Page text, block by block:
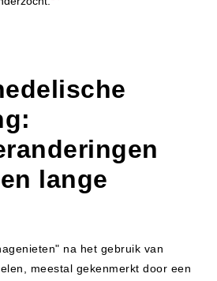
lange
na het gebruik van
meestal gekenmerkt door een